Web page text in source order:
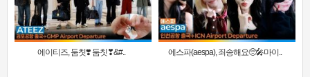
에이티즈, 둠칫❣️ 둠칫❣&#.. 에스파(aespa), 죄송해요🥺🎤마이..